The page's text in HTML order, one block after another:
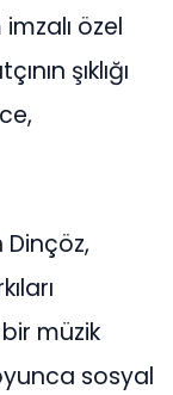
özel
şıklığı
Dinçöz,
müzik
sosyal